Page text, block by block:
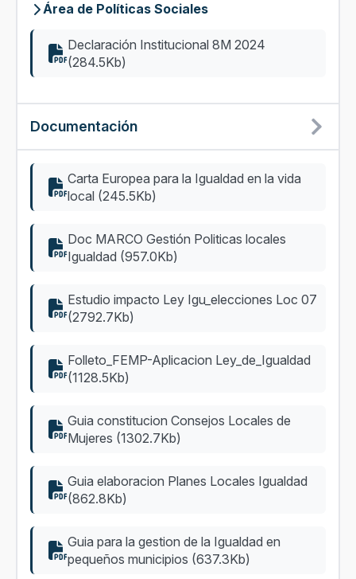
Área de Políticas Sociales
Declaración Institucional 8M 2024
(284.5Kb)
Documentación
Carta Europea para la Igualdad en la vida
local (245.5Kb)
Doc MARCO Gestión Politicas locales
Igualdad (957.0Kb)
Estudio impacto Ley Igu_elecciones Loc 07
(2792.7Kb)
Folleto_FEMP-Aplicacion Ley_de_Igualdad
(1128.5Kb)
Guia constitucion Consejos Locales de
Mujeres (1302.7Kb)
Guia elaboracion Planes Locales Igualdad
(862.8Kb)
Guia para la gestion de la Igualdad en
pequeños municipios (637.3Kb)